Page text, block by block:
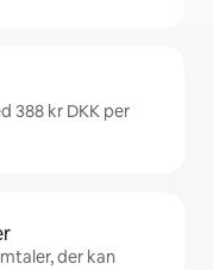
388 kr DKK per
der kan